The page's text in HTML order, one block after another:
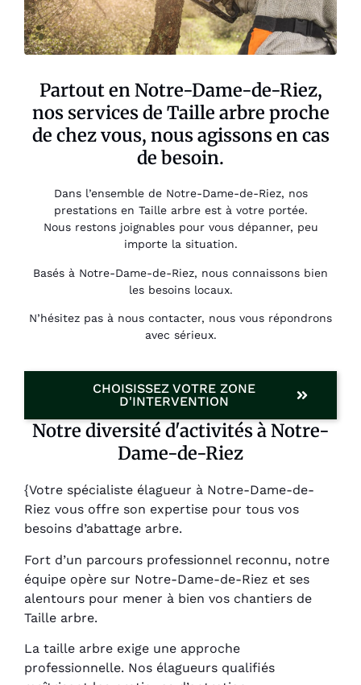
Partout en Notre-Dame-de-Riez,
nos services de Taille arbre proche
de chez vous, nous agissons en cas
de besoin.
Dans l’ensemble de Notre-Dame-de-Riez, nos
prestations en Taille arbre est à votre portée.
Nous restons joignables pour vous dépanner, peu
importe la situation.
Basés à Notre-Dame-de-Riez, nous connaissons bien
les besoins locaux.
N’hésitez pas à nous contacter, nous vous répondrons
avec sérieux.
CHOISISSEZ VOTRE ZONE
D'INTERVENTION
Notre diversité d'activités à Notre-
Dame-de-Riez
{Votre spécialiste élagueur à Notre-Dame-de-
Riez vous offre son expertise pour tous vos
besoins d’abattage arbre.
Fort d’un parcours professionnel reconnu, notre
équipe opère sur Notre-Dame-de-Riez et ses
alentours pour mener à bien vos chantiers de
Taille arbre.
La taille arbre exige une approche
professionnelle. Nos élagueurs qualifiés